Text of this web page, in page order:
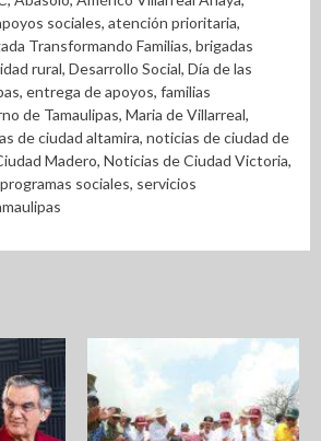
sociales, atención prioritaria,
Transformando Familias, brigadas
rural, Desarrollo Social, Día de las
, entrega de apoyos, familias
de Tamaulipas, Maria de Villarreal,
de ciudad altamira, noticias de ciudad de
Madero, Noticias de Ciudad Victoria,
programas sociales, servicios